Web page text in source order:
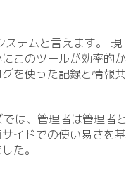
ステムと言えます。 現
このツールが効率的か
を使った記録と情報共
は、管理者は管理者と
イドでの使い易さを基
た。